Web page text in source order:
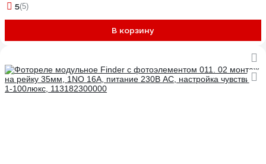
5(5)
В корзину